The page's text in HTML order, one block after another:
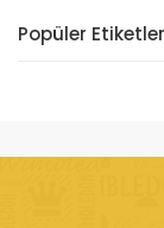
Popüler Etiketler